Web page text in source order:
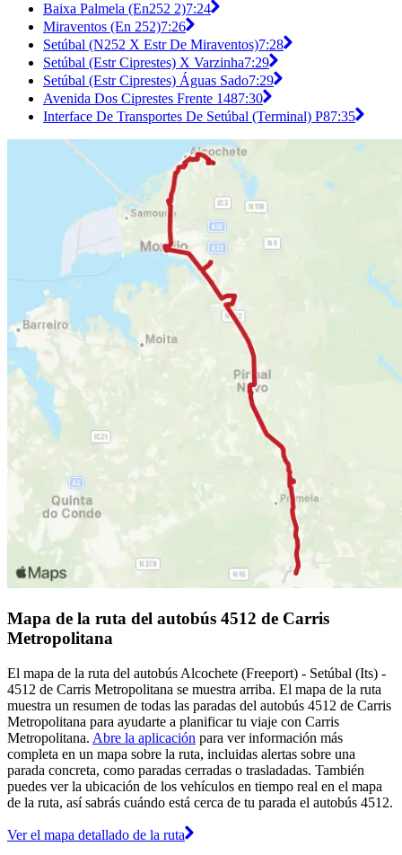
Baixa Palmela (En252 2)7:24
Miraventos (En 252)7:26
Setúbal (N252 X Estr De Miraventos)7:28
Setúbal (Estr Ciprestes) X Varzinha7:29
Setúbal (Estr Ciprestes) Águas Sado7:29
Avenida Dos Ciprestes Frente 1487:30
Interface De Transportes De Setúbal (Terminal) P87:35
Mapa de la ruta del autobús 4512 de Carris
Metropolitana
El mapa de la ruta del autobús Alcochete (Freeport) - Setúbal (Its) -
4512 de Carris Metropolitana se muestra arriba. El mapa de la ruta
muestra un resumen de todas las paradas del autobús 4512 de Carris
Metropolitana para ayudarte a planificar tu viaje con Carris
Metropolitana. Abre la aplicación para ver información más
completa en un mapa sobre la ruta, incluidas alertas sobre una
parada concreta, como paradas cerradas o trasladadas. También
puedes ver la ubicación de los vehículos en tiempo real en el mapa
de la ruta, así sabrás cuándo está cerca de tu parada el autobús 4512.
Ver el mapa detallado de la ruta